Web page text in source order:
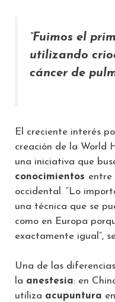
“Fuimos el
utilizando
cáncer de
El creciente interés
creación de la World
una iniciativa que
conocimientos entre
occidental. “Lo
una técnica que se
como en Europa
exactamente igual”,
Una de las
la anestesia: en
utiliza acupuntura